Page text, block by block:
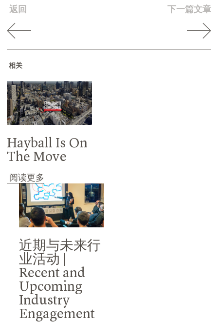
返回 下一篇文章
相关
Hayball Is On
The Move
阅读更多
近期与未来行
业活动 |
Recent and
Upcoming
Industry
Engagement